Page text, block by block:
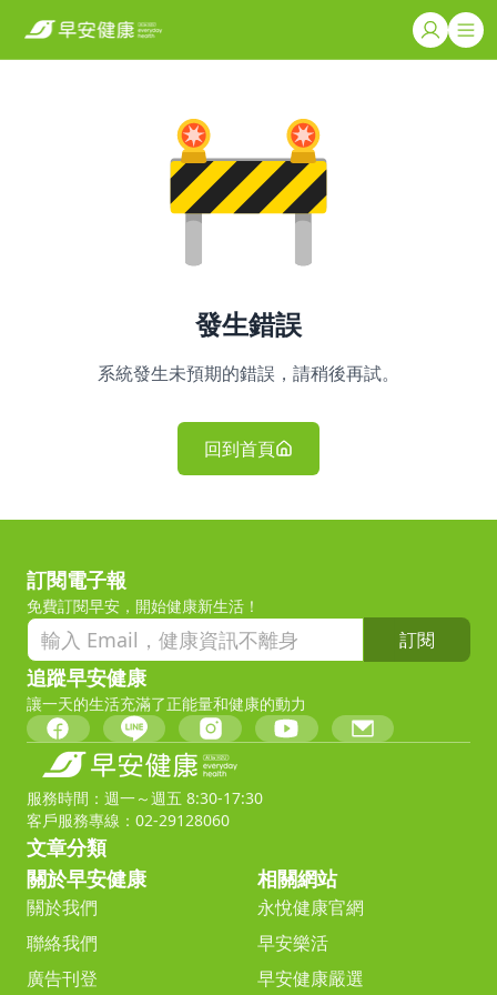
發生錯誤
系統發生未預期的錯誤，請稍後再試。
回到首頁
訂閱電子報
免費訂閱早安，開始健康新生活！
訂閱
追蹤早安健康
讓一天的生活充滿了正能量和健康的動力
服務時間：週一～週五 8:30-17:30
客戶服務專線：02-29128060
文章分類
關於早安健康
關於我們
聯絡我們
廣告刊登
相關網站
永悅健康官網
早安樂活
早安健康嚴選